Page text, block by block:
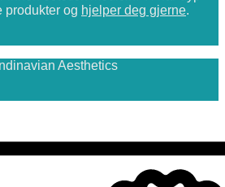
produkter og hjelper deg gjerne.
Aesthetics